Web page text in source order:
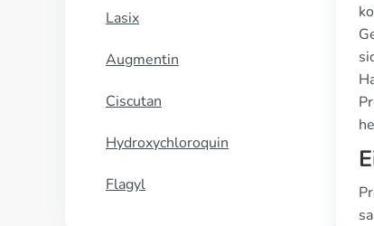
Lasix
Augmentin
Ciscutan
Hydroxychloroquin
Flagyl